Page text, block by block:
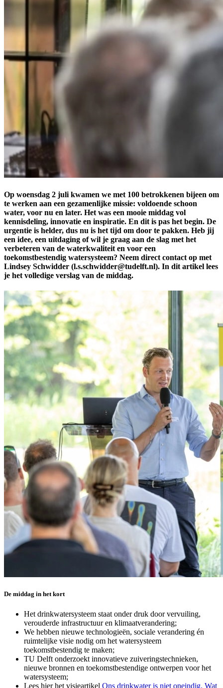
Op woensdag 2 juli kwamen we met 100 betrokkenen bijeen om
te werken aan een gezamenlijke missie: voldoende schoon
water, voor nu en later. Het was een mooie middag vol
kennisdeling, innovatie en inspiratie. En dit is pas het begin. De
urgentie is helder, dus nu is het tijd om door te pakken. Heb jij
een idee, een uitdaging of wil je graag aan de slag met het
verbeteren van de waterkwaliteit en voor een
toekomstbestendig watersysteem? Neem direct contact op met
Lindsey Schwidder (l.s.schwidder@tudelft.nl). In dit artikel lees
je het volledige verslag van de middag.
De middag in het kort
Het drinkwatersysteem staat onder druk door vervuiling,
verouderde infrastructuur en klimaatverandering;
We hebben nieuwe technologieën, sociale verandering én
ruimtelijke visie nodig om het watersysteem
toekomstbestendig te maken;
TU Delft onderzoekt innovatieve zuiveringstechnieken,
nieuwe bronnen en toekomstbestendige ontwerpen voor het
watersysteem;
Lees hier het visieartikel Ons drinkwater is niet oneindig. Wat